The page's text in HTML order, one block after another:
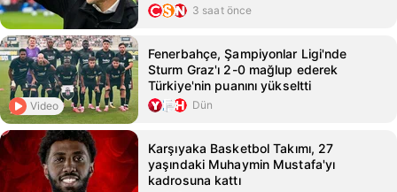
3 saat önce
Video
Fenerbahçe, Şampiyonlar Ligi'nde
Sturm Graz'ı 2-0 mağlup ederek
Türkiye'nin puanını yükseltti
Dün
Karşıyaka Basketbol Takımı, 27
yaşındaki Muhaymin Mustafa'yı
kadrosuna kattı